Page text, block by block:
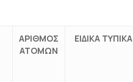
ΑΡΙΘΜΟΣ
ΑΤΟΜΩΝ
ΕΙΔΙΚΑ